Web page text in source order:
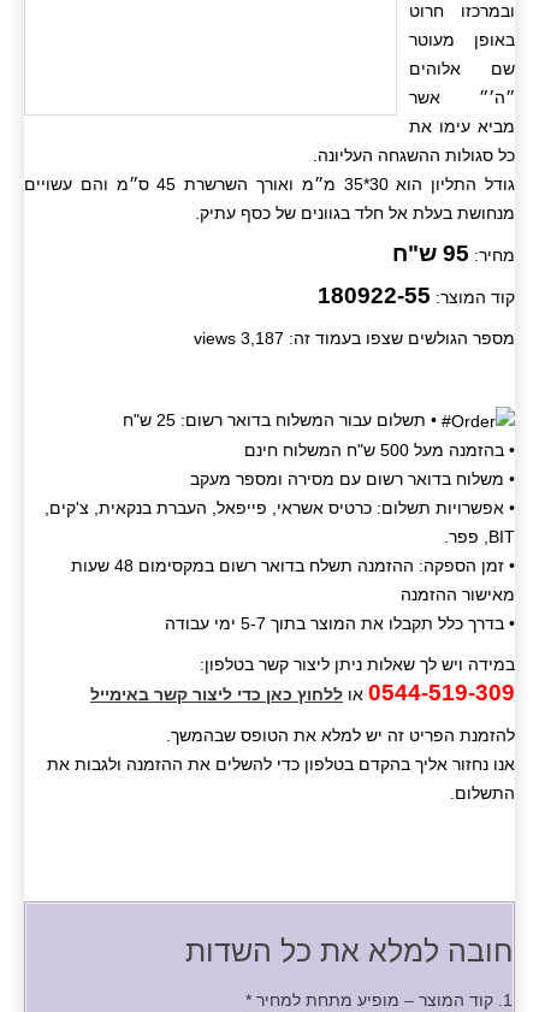
ובמרכזו חרוט
באופן מעוטר
שם אלוהים
״ה׳״ אשר
מביא עימו את
כל סגולות ההשגחה העליונה.
גודל התליון הוא 30*35 מ״מ ואורך השרשרת 45 ס״מ והם עשויים
מנחושת בעלת אל חלד בגוונים של כסף עתיק.
מחיר: 95 ש"ח
קוד המוצר: 180922-55
מספר הגולשים שצפו בעמוד זה: 3,187 views
• תשלום עבור המשלוח בדואר רשום: 25 ש"ח
• בהזמנה מעל 500 ש"ח המשלוח חינם
• משלוח בדואר רשום עם מסירה ומספר מעקב
• אפשרויות תשלום: כרטיס אשראי, פייפאל, העברת בנקאית, צ'קים,
BIT, פפר.
• זמן הספקה: ההזמנה תשלח בדואר רשום במקסימום 48 שעות
מאישור ההזמנה
• בדרך כלל תקבלו את המוצר בתוך 5-7 ימי עבודה
במידה ויש לך שאלות ניתן ליצור קשר בטלפון:
0544-519-309 או ללחוץ כאן כדי ליצור קשר באימייל
להזמנת הפריט זה יש למלא את הטופס שבהמשך.
אנו נחזור אליך בהקדם בטלפון כדי להשלים את ההזמנה ולגבות את
התשלום.
חובה למלא את כל השדות
1. קוד המוצר – מופיע מתחת למחיר *